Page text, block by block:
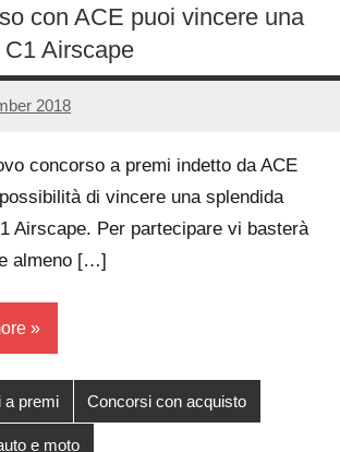
con ACE puoi vincere una
Airscape
2018
concorso a premi indetto da ACE
di vincere una splendida
Airscape. Per partecipare vi basterà
almeno […]
a premi Concorsi con acquisto
e moto